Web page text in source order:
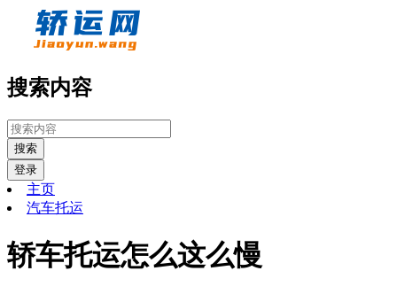
搜索内容
搜索
登录
主页
汽车托运
轿车托运怎么这么慢